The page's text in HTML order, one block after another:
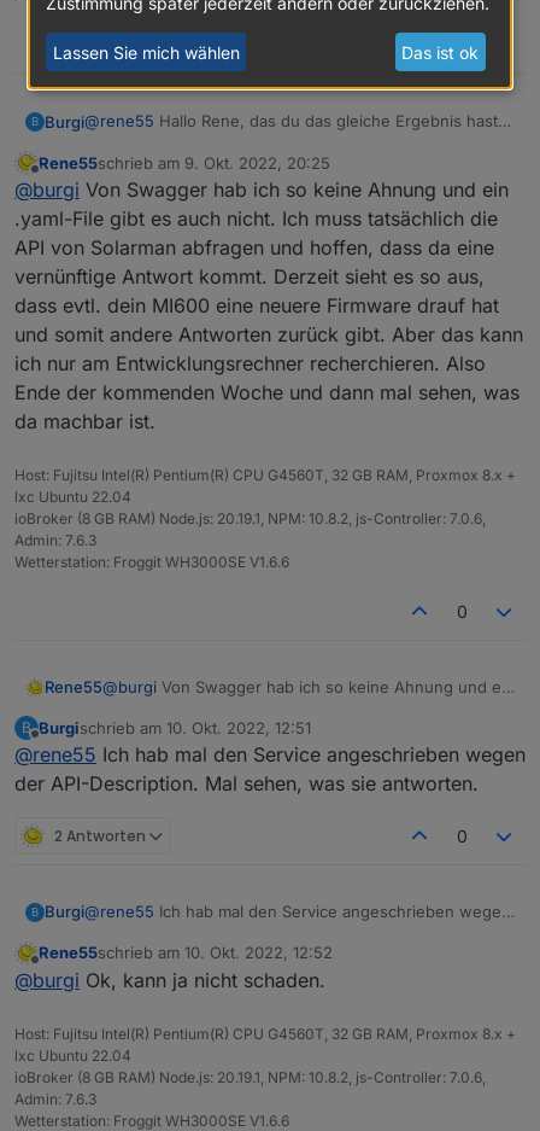
0
B Burgi@rene55 Hallo Rene, das du das gleiche Ergebnis hast
Das du dich gleich dran gesetzt hast finde ich super.
Herzlichen Dank!
P.S.: Gibt es zu der API eigentlich ein yaml-File, das man
in Swagger einlesen kann, oder direkt Swagger?
Das wäre sicher hilfreich.
Arbeiten die mit json oder xml oder noch was anderes?
Offline
Rene55schrieb am 9. Okt. 2022, 20:25
zuletzt editiert von
@burgi Von Swagger hab ich so keine Ahnung und ein
.yaml-File gibt es auch nicht. Ich muss tatsächlich die
API von Solarman abfragen und hoffen, dass da eine
vernünftige Antwort kommt. Derzeit sieht es so aus,
dass evtl. dein MI600 eine neuere Firmware drauf hat
und somit andere Antworten zurück gibt. Aber das kann
ich nur am Entwicklungsrechner recherchieren. Also
Ende der kommenden Woche und dann mal sehen, was
da machbar ist.
Host: Fujitsu Intel(R) Pentium(R) CPU G4560T, 32 GB RAM, Proxmox 8.x +
lxc Ubuntu 22.04
ioBroker (8 GB RAM) Node.js: 20.19.1, NPM: 10.8.2, js-Controller: 7.0.6,
Admin: 7.6.3
Wetterstation: Froggit WH3000SE V1.6.6
0
Rene55@burgi Von Swagger hab ich so keine Ahnung und ein
API von Solarman abfragen und hoffen, dass da eine
vernünftige Antwort kommt. Derzeit sieht es so aus,
dass evtl. dein MI600 eine neuere Firmware drauf hat
kann ich nur am Entwicklungsrechner recherchieren.
Also Ende der kommenden Woche und dann mal
B
Offline
Burgischrieb am 10. Okt. 2022, 12:51
zuletzt editiert von
@rene55 Ich hab mal den Service angeschrieben wegen
der API-Description. Mal sehen, was sie antworten.
2 Antworten 0
B Burgi@rene55 Ich hab mal den Service angeschrieben wegen
Offline
Rene55schrieb am 10. Okt. 2022, 12:52
zuletzt editiert von
@burgi Ok, kann ja nicht schaden.
Host: Fujitsu Intel(R) Pentium(R) CPU G4560T, 32 GB RAM, Proxmox 8.x +
lxc Ubuntu 22.04
ioBroker (8 GB RAM) Node.js: 20.19.1, NPM: 10.8.2, js-Controller: 7.0.6,
Admin: 7.6.3
Wetterstation: Froggit WH3000SE V1.6.6
Lassen Sie mich wählen Das ist ok